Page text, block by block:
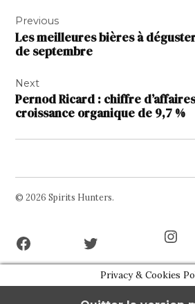
de
l’article
Previous
Les meilleures bières à
de septembre
Next
Pernod Ricard : chiffre
croissance organique de 9,7 %
© 2026 Spirits Hunters.
Privacy & Cookies